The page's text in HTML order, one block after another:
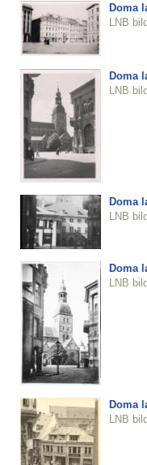
Doma
LNB
Doma
LNB
Doma
LNB
Doma
LNB
Doma
LNB